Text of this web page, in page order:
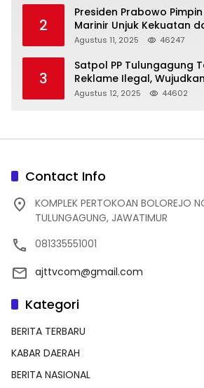
2
Presiden Prabowo
Marinir Unjuk Kekuatan
Struktur Baru
Agustus 11, 2025 46247
3
Satpol PP Tulungagung
Reklame Ilegal,
dan Indah
Agustus 12, 2025 44602
Contact Info
KOMPLEK PERTOKOAN BOLOREJO
TULUNGAGUNG, JAWATIMUR
081335551001
ajttvcom@gmail.com
Kategori
BERITA TERBARU
KABAR DAERAH
BERITA NASIONAL